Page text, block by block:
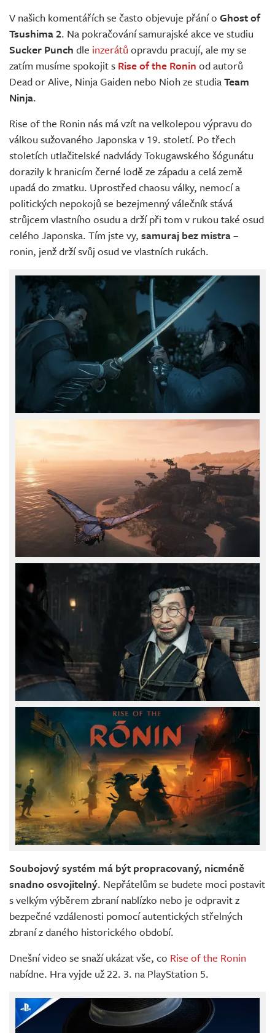
Živě
V našich komentářích se často objevuje přání o Ghost of
Tsushima 2. Na pokračování samurajské akce ve studiu
Sucker Punch dle inzerátů opravdu pracují, ale my se
zatím musíme spokojit s Rise of the Ronin od autorů
Dead or Alive, Ninja Gaiden nebo Nioh ze studiaTeam
Ninja.
Rise of the Ronin nás má vzít na velkolepou výpravu do
válkou sužovaného Japonska v 19. století. Po třech
stoletích utlačitelské nadvlády Tokugawského šógunátu
dorazily k hranicím černé lodě ze západu a celá země
upadá do zmatku. Uprostřed chaosu války, nemocí a
politických nepokojů se bezejmenný válečník stává
strůjcem vlastního osudu a drží při tom v rukou také osud
celého Japonska. Tím jste vy, samuraj bez mistra–
ronin, jenž drží svůj osud ve vlastních rukách.
Soubojový systém má být propracovaný, nicméně
snadno osvojitelný. Nepřátelům se budete moci postavit
s velkým výběrem zbraní nablízko nebo je odpravit z
bezpečné vzdálenosti pomocí autentických střelných
zbraní z daného historického období.
Dnešní video se snaží ukázat vše, co Rise of the Ronin
nabídne. Hra vyjde už 22. 3. na PlayStation 5.